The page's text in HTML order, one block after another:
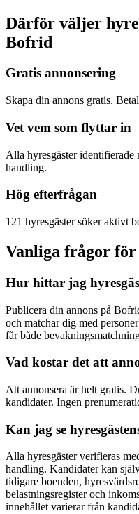
Därför väljer
Bofrid
Gratis annonsering
Skapa din annons gratis.
Vet vem som flyttar in
Alla hyresgäster
handling.
Hög efterfrågan
121 hyresgäster söker aktivt
Vanliga frågor
Hur hittar jag
Publicera din annons på
och matchar dig med
får både
Vad kostar det att
Att annonsera är helt gratis.
kandidater. Ingen
Kan jag se
Alla hyresgäster verifieras
handling. Kandidater kan
tidigare boenden,
belastningsregister och
innehållet varierar från